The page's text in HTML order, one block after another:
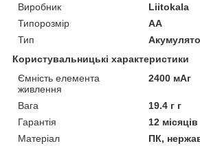
Виробник
Liitokala
Типорозмір
AA
Тип
Користувальницькі характеристики
Ємність елемента
живлення
2400 мАг
Вага
19.4 г г
Гарантія
12 місяців
Матеріал
ПК,